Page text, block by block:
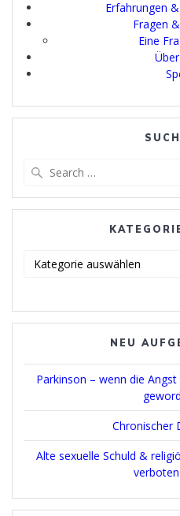
Erfahrungen
Fragen
Eine
NEU
Parkinson – wenn die
Chronischer
Alte sexuelle Schuld &